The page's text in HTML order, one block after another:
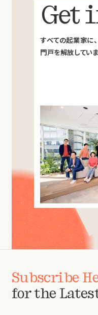
Get
すべての起業家に、
門戸を解放していま
Subscribe
for the